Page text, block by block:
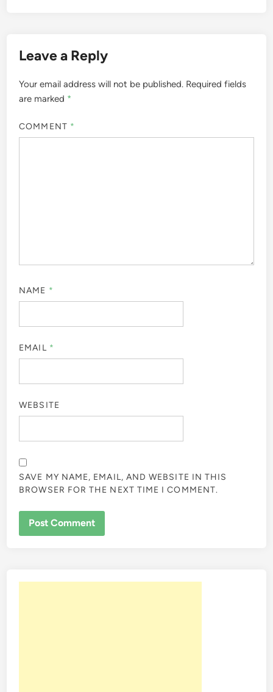
Leave a Reply
Your email address will not be published. Required fields
are marked *
COMMENT *
NAME *
EMAIL *
WEBSITE
SAVE MY NAME, EMAIL, AND WEBSITE IN THIS
BROWSER FOR THE NEXT TIME I COMMENT.